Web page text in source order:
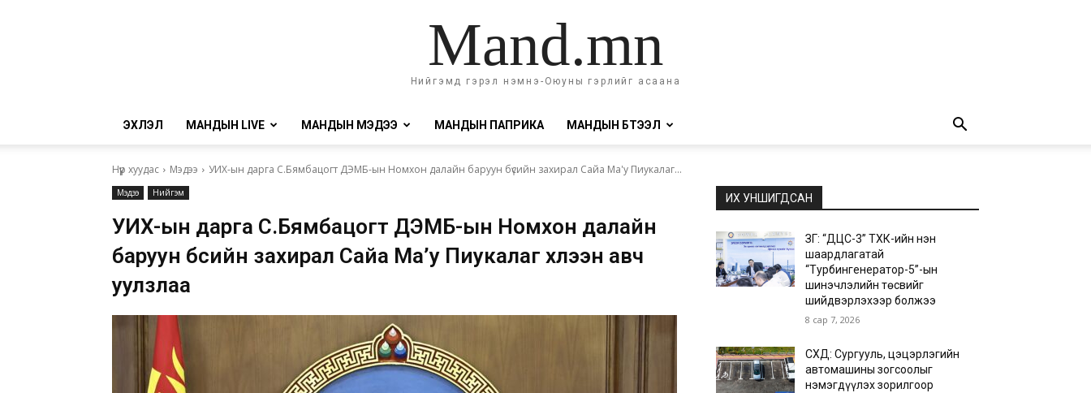
Mand.mn
Нийгэмд гэрэл нэмнэ-Оюуны гэрлийг асаана
ЭХЛЭЛ МАНДЫН LIVE МАНДЫН МЭДЭЭ МАНДЫН ПАПРИКА МАНДЫН БҮТЭЭЛ
Нүүр хуудас Мэдээ УИХ-ын дарга С.Бямбацогт ДЭМБ-ын Номхон далайн баруун бүсийн захирал Сайа Ма'у Пиукалаг...
Мэдээ Нийгэм
УИХ-ын дарга С.Бямбацогт ДЭМБ-ын Номхон далайн
баруун бүсийн захирал Сайа Ма’у Пиукалаг хүлээн авч
уулзлаа
ИХ УНШИГДСАН
ЗГ: “ДЦС-3” ТӨХК-ийн нэн
шаардлагатай
“Турбингенератор-5”-ын
шинэчлэлийн төсвийг
шийдвэрлэхээр болжээ
8 сар 7, 2026
СХД: Сургууль, цэцэрлэгийн
автомашины зогсоолыг
нэмэгдүүлэх зорилгоор